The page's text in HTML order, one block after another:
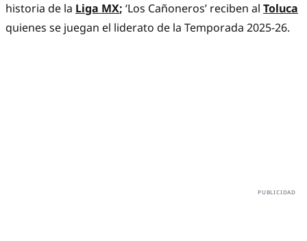
historia de la Liga MX; ‘Los Cañoneros’ reciben al Toluca
quienes se juegan el liderato de la Temporada 2025-26.